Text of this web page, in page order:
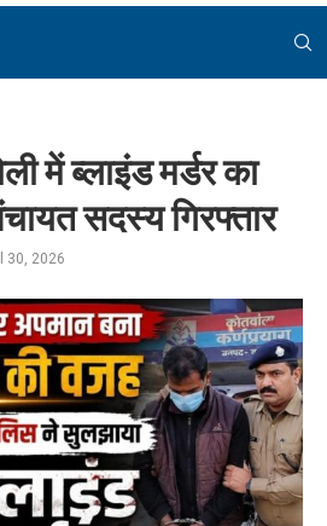
में ब्लाइंड मर्डर का
सदस्य गिरफ्तार
30, 2026